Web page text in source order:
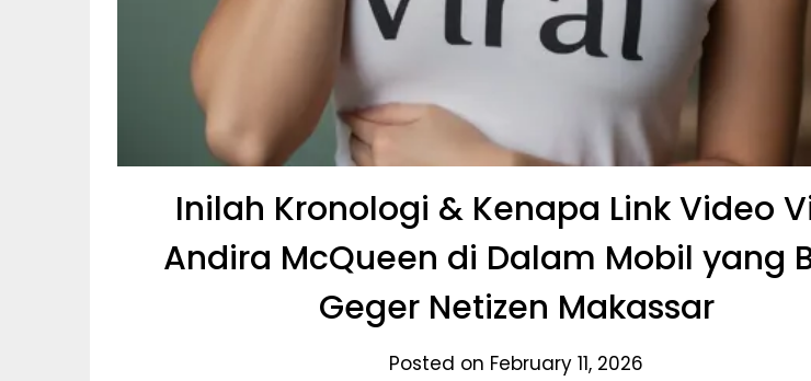
Inilah Kronologi & Kenapa Link Video
Andira McQueen di Dalam Mobil yang
Geger Netizen Makassar
Posted on February 11, 2026